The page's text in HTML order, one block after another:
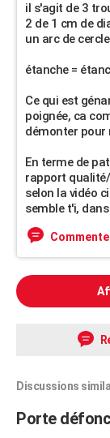
il s'agit de 3
2 de 1 cm de
un arc de
étanche =
Ce qui est
poignée, ca
démonter pour
En terme de
rapport
selon la vidéo
semble t'i,
Discussions
Porte